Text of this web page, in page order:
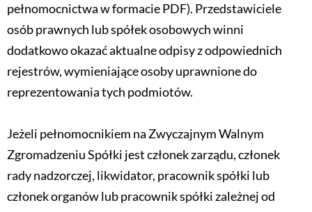
pełnomocnictwa w formacie PDF). Przedstawiciele
osób prawnych lub spółek osobowych winni
dodatkowo okazać aktualne odpisy z odpowiednich
rejestrów, wymieniające osoby uprawnione do
reprezentowania tych podmiotów.
Jeżeli pełnomocnikiem na Zwyczajnym Walnym
Zgromadzeniu Spółki jest członek zarządu, członek
rady nadzorczej, likwidator, pracownik spółki lub
członek organów lub pracownik spółki zależnej od